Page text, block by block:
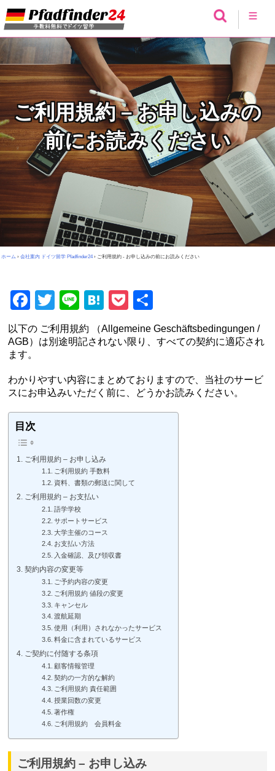
ご利用規約 – お申し込みの
前にお読みください
ホーム ›会社案内 ドイツ留学 Pfadfinder24 › ご利用規約 - お申し込みの前にお読みください
Facebook
Twitter
LineHatena
Pocket
有
以下の ご利用規約 （Allgemeine Geschäftsbedingungen /
AGB）は別途明記されない限り、すべての契約に適応され
ます。
わかりやすい内容にまとめておりますので、当社のサービ
スにお申込みいただく前に、どうかお読みください。
目次
ご利用規約 – お申し込み
ご利用規約 手数料
資料、書類の郵送に関して
ご利用規約 – お支払い
語学学校
サポートサービス
大学主催のコース
お支払い方法
入金確認、及び領収書
契約内容の変更等
ご予約内容の変更
ご利用規約 値段の変更
キャンセル
渡航延期
使用（利用）されなかったサービス
料金に含まれているサービス
ご契約に付随する条項
顧客情報管理
契約の一方的な解約
ご利用規約 責任範囲
授業回数の変更
著作権
ご利用規約 会員料金
ご利用規約 – お申し込み